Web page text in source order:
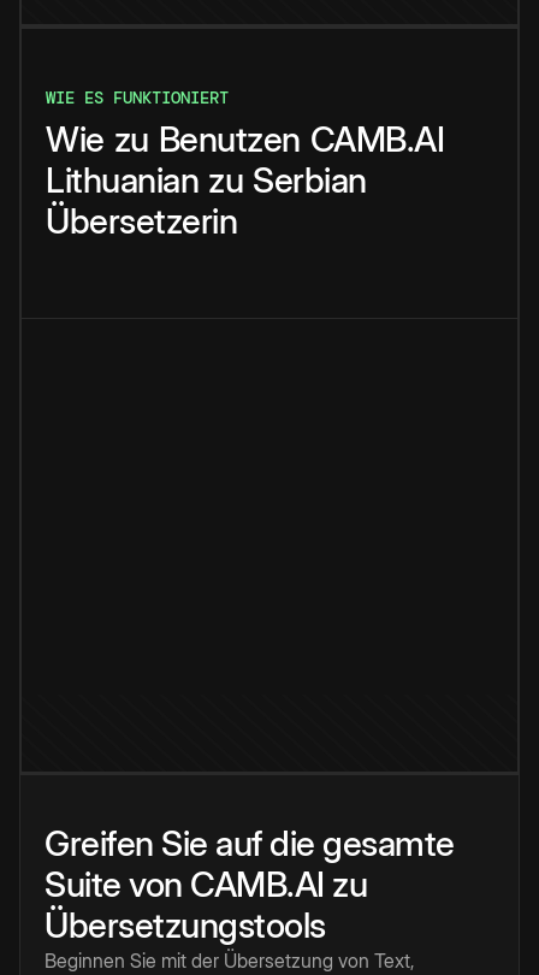
WIE ES FUNKTIONIERT
Wie zu Benutzen CAMB.AI
Lithuanian zu Serbian
Übersetzerin
Greifen Sie auf die gesamte
Suite von CAMB.AI zu
Übersetzungstools
Beginnen Sie mit der Übersetzung von Text,